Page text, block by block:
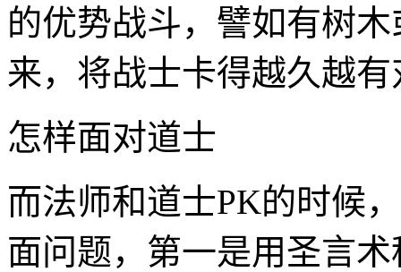
的优势战斗，譬如有树
来，将战士卡得越久越
怎样面对道士
而法师和道士PK的时候
面问题，第一是用圣言